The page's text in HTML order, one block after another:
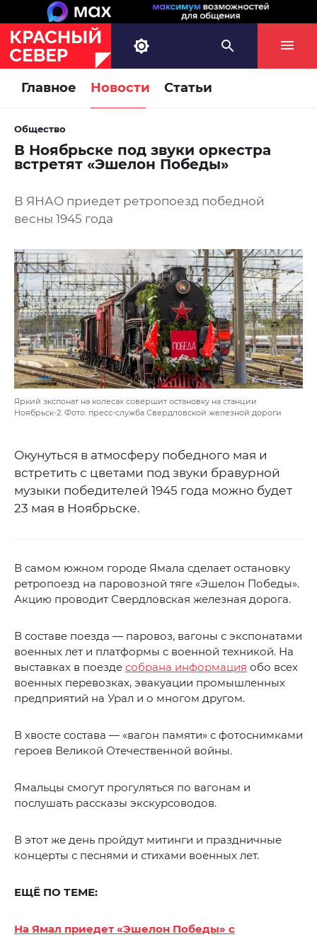
Главное Новости Статьи
Общество
В Ноябрьске под звуки оркестра
встретят «Эшелон Победы»
В ЯНАО приедет ретропоезд победной
весны 1945 года
Яркий экспонат на колесах совершит остановку на станции
Ноябрьск-2. Фото: пресс-служба Свердловской железной дороги
Окунуться в атмосферу победного мая и
встретить с цветами под звуки бравурной
музыки победителей 1945 года можно будет
23 мая в Ноябрьске.
В самом южном городе Ямала сделает остановку
ретропоезд на паровозной тяге «Эшелон Победы».
Акцию проводит Свердловская железная дорога.
В составе поезда — паровоз, вагоны с экспонатами
военных лет и платформы с военной техникой. На
выставках в поезде собрана информация обо всех
военных перевозках, эвакуации промышленных
предприятий на Урал и о многом другом.
В хвосте состава — «вагон памяти» с фотоснимками
героев Великой Отечественной войны.
Ямальцы смогут прогуляться по вагонам и
послушать рассказы экскурсоводов.
В этот же день пройдут митинги и праздничные
концерты с песнями и стихами военных лет.
ЕЩЁ ПО ТЕМЕ:
На Ямал приедет «Эшелон Победы» с